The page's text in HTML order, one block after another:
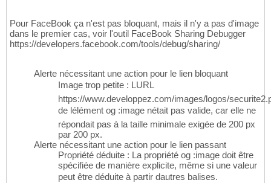
Pour FaceBook ça n'est pas bloquant, mais il n'y a pas d'image
dans le premier cas, voir l'outil FaceBook Sharing Debugger
https://developers.facebook.com/tools/debug/sharing/
Alerte nécessitant une action pour le lien bloquant
Image trop petite : LURL
https://www.developpez.com/images/logos/
de lélément og :image nétait pas valide, car elle ne
répondait pas à la taille minimale exigée de 200 px
par 200 px.
Alerte nécessitant une action pour le lien passant
Propriété déduite : La propriété og :image doit être
spécifiée de manière explicite, même si une valeur
peut être déduite à partir dautres balises.